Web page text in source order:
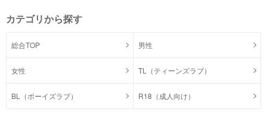
カテゴリから探す
総合TOP 男性
女性 TL（ティーンズラブ）
BL（ボーイズラブ） R18（成人向け）